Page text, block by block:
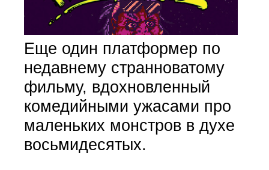
Еще один платформер по
недавнему странноватому
фильму, вдохновленный
комедийными ужасами про
маленьких монстров в духе
восьмидесятых.